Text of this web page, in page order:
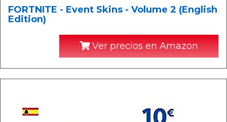
FORTNITE - Event Skins - Volume 2 (English
Edition)
Ver precios en Amazon